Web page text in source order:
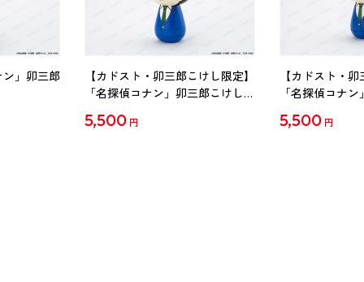
」卯三郎
【カドスト・卯三郎こけし限定】
「名探偵コナン」卯三郎こけし
5,500 円
【カドスト・
「名探偵コナ
5,500 円